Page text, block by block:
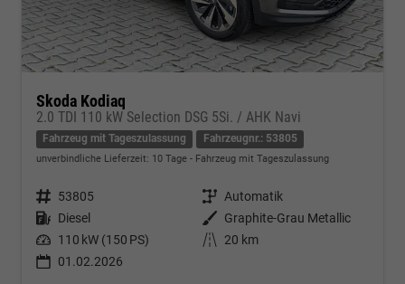
Skoda Kodiaq
2.0 TDI 110 kW Selection DSG 5Si. / AHK Navi
Fahrzeug mit Tageszulassung Fahrzeugnr.: 53805
unverbindliche Lieferzeit: 10 Tage Fahrzeug mit Tageszulassung
Fahrzeugnr. 53805 Getriebe Automatik
Kraftstoff Diesel Außenfarbe
Graphite-Grau Metallic
Leistung 110 kW (150 PS) Kilometerstand
20 km
01.02.2026